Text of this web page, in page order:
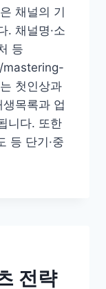
채널의 기
. 채널명·소
등
첫인상과
목록과 업
니다. 또한
등 단기·중
전략